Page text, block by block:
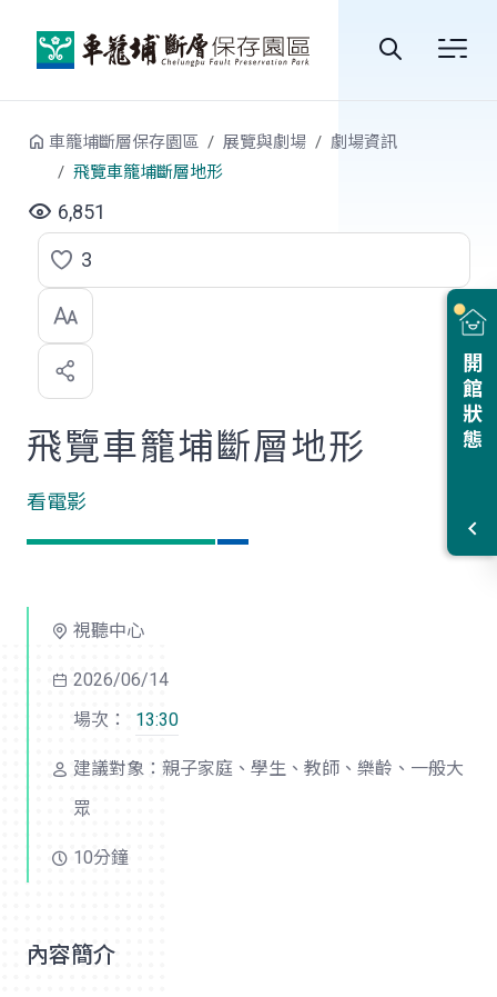
站
開館狀態
車籠埔斷層保存園區 展覽與劇場
劇場資訊
飛覽車籠埔斷層地形
6,851
點
選
喜
歡
3
飛覽車籠埔斷層地形
看電影
視聽中心
2026/06/14
場次：
13:30
建議對象：親子家庭、學生、教師、樂齡、一般大
眾
10分鐘
內容簡介